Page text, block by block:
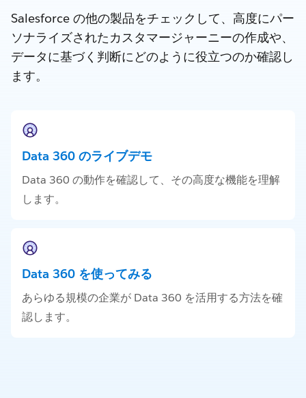
Salesforce の他の製品をチェックして、高度にパー
ソナライズされたカスタマージャーニーの作成や、
データに基づく判断にどのように役立つのか確認し
ます。
Data 360 のライブデモ
Data 360 の動作を確認して、その高度な機能を理解
します。
Data 360 を使ってみる
あらゆる規模の企業が Data 360 を活用する方法を確
認します。